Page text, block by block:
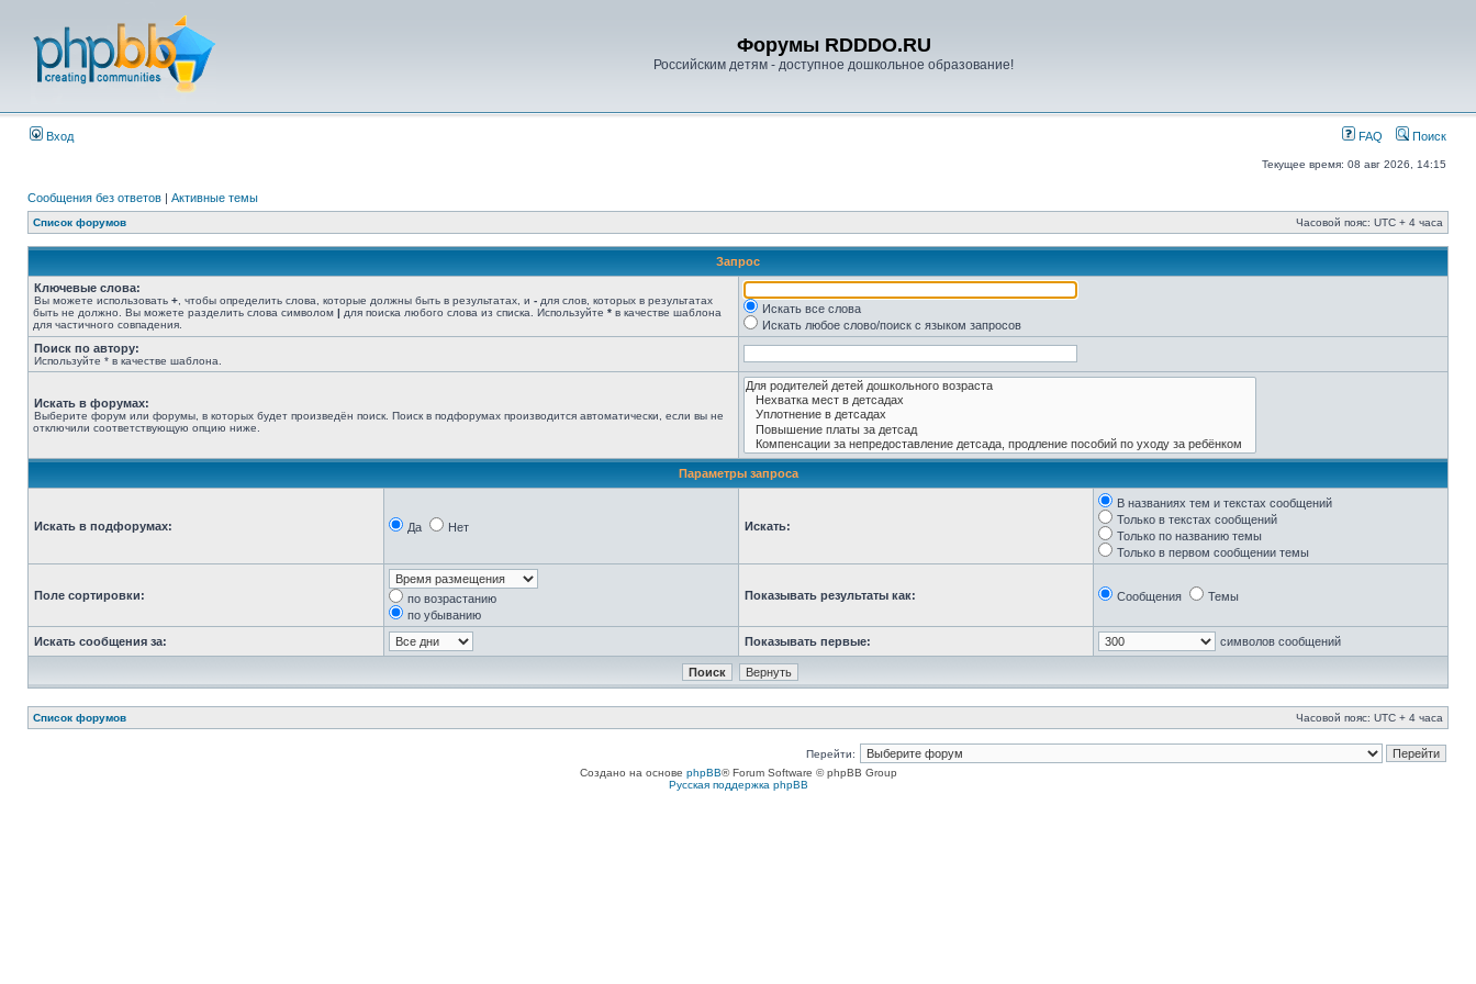
Форумы RDDDO.RU
Российским детям - доступное дошкольное образование!
Вход FAQ Поиск
Текущее время: 08 авг 2026, 14:15
Сообщения без ответов | Активные темы
Список форумов Часовой пояс: UTC + 4 часа
Запрос
Ключевые слова:
Вы можете использовать + , чтобы определить слова, которые должны быть в результатах, и - для слов, которых в результатах
быть не должно. Вы можете разделить слова символом | для поиска любого слова из списка. Используйте * в качестве шаблона
для частичного совпадения.
Искать все слова
Искать любое слово/поиск с языком запросов
Поиск по автору:
Используйте * в качестве шаблона.
Искать в форумах:
Выберите форум или форумы, в которых будет произведён поиск. Поиск в подфорумах производится автоматически, если вы не
отключили соответствующую опцию ниже.
Параметры запроса
Искать в подфорумах: Да Нет Искать:
В названиях тем и текстах сообщений
Только в текстах сообщений
Только по названию темы
Только в первом сообщении темы
Поле сортировки:
по возрастанию
по убыванию
Показывать результаты как: Сообщения Темы
Искать сообщения за: Показывать первые: символов сообщений
Список форумов Часовой пояс: UTC + 4 часа
Перейти:
Создано на основе phpBB® Forum Software © phpBB Group
Русская поддержка phpBB